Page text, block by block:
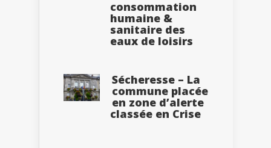
consommation
humaine &
sanitaire des
eaux de loisirs
Sécheresse – La
commune placée
en zone d’alerte
classée en Crise